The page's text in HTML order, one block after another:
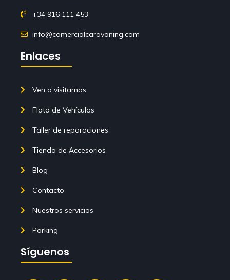
+34 916 111 453
info@comercialcaravaning.com
Enlaces
Ven a visitarnos
Flota de Vehículos
Taller de reparaciones
Tienda de Accesorios
Blog
Contacto
Nuestros servicios
Parking
Síguenos